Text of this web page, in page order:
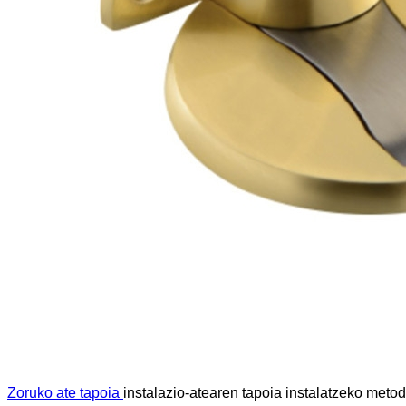
Zoruko ate tapoia instalazio-atearen tapoia instalatzeko